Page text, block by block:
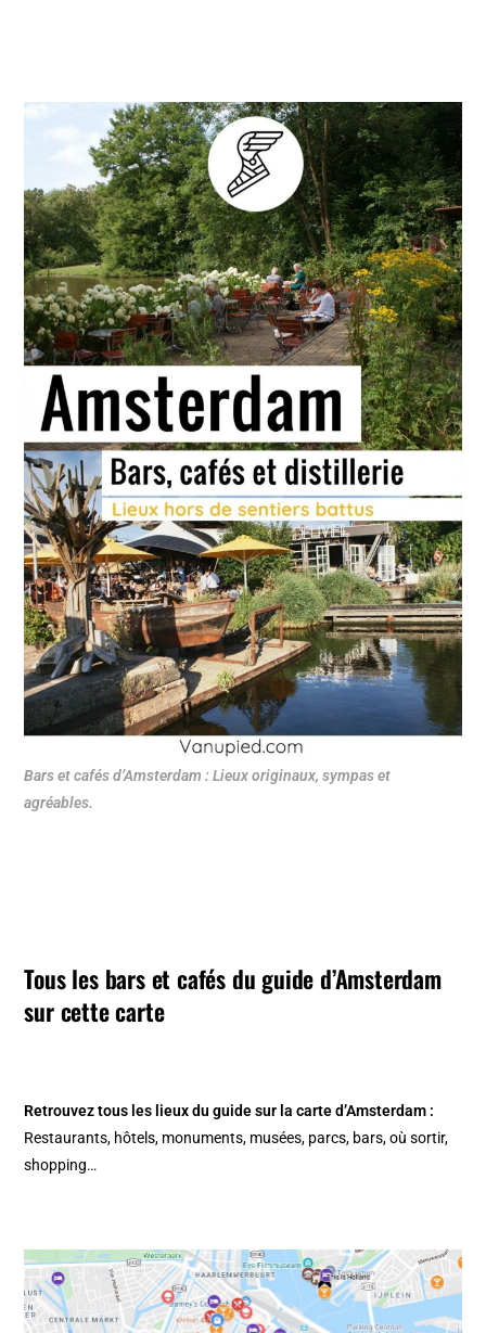
Bars et cafés d’Amsterdam : Lieux originaux, sympas et
agréables.
Tous les bars et cafés du guide d’Amsterdam
sur cette carte
Retrouvez tous les lieux du guide sur lacarte d’Amsterdam :
Restaurants, hôtels, monuments, musées, parcs, bars, où sortir,
shopping…